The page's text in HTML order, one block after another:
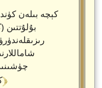
كېچە بىلەن
بۇلۇتتىن
﴾ 5 ﴿